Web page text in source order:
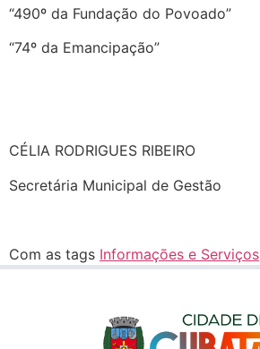
“490º da Fundação do Povoado”
“74º da Emancipação”
CÉLIA RODRIGUES RIBEIRO
Secretária Municipal de Gestão
Com as tags Informações e Serviços